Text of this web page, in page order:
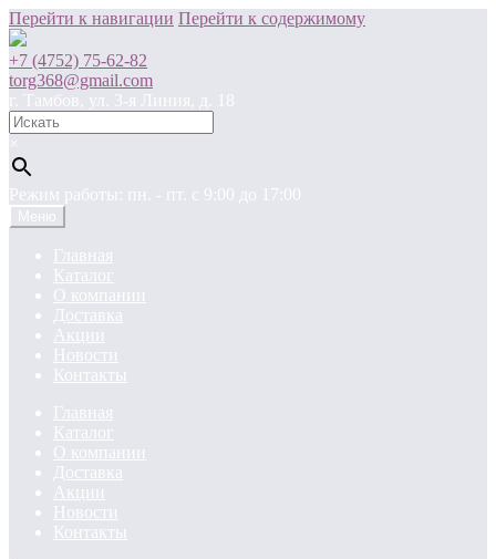
Перейти к навигации Перейти к содержимому
+7 (4752) 75-62-82
torg368@gmail.com
г. Тамбов, ул. 3-я Линия, д. 18
×
Режим работы: пн. - пт. c 9:00 до 17:00
Меню
Главная
Каталог
О компании
Доставка
Акции
Новости
Контакты
Главная
Каталог
О компании
Доставка
Акции
Новости
Контакты